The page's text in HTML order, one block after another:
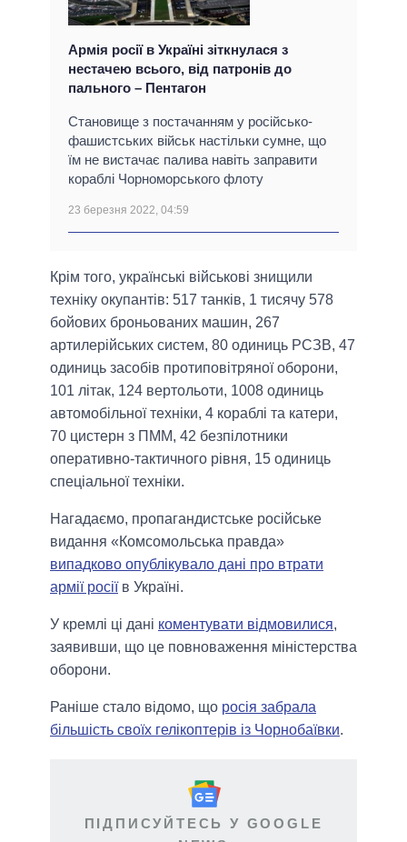
Армія росії в Україні зіткнулася з
нестачею всього, від патронів до
пального – Пентагон
Становище з постачанням у російсько-
фашистських військ настільки сумне, що
їм не вистачає палива навіть заправити
кораблі Чорноморського флоту
23 березня 2022, 04:59
Крім того, українські військові знищили
техніку окупантів: 517 танків, 1 тисячу 578
бойових броньованих машин, 267
артилерійських систем, 80 одиниць РСЗВ, 47
одиниць засобів протиповітряної оборони,
101 літак, 124 вертольоти, 1008 одиниць
автомобільної техніки, 4 кораблі та катери,
70 цистерн з ПММ, 42 безпілотники
оперативно-тактичного рівня, 15 одиниць
спеціальної техніки.
Нагадаємо, пропагандистське російське
видання «Комсомольська правда»
випадково опублікувало дані про втрати
армії росіїв Україні.
У кремлі ці дані коментувати відмовилися,
заявивши, що це повноваження міністерства
оборони.
Раніше стало відомо, що росія забрала
більшість своїх гелікоптерів із Чорнобаївки.
ПІДПИСУЙТЕСЬ У GOOGLE